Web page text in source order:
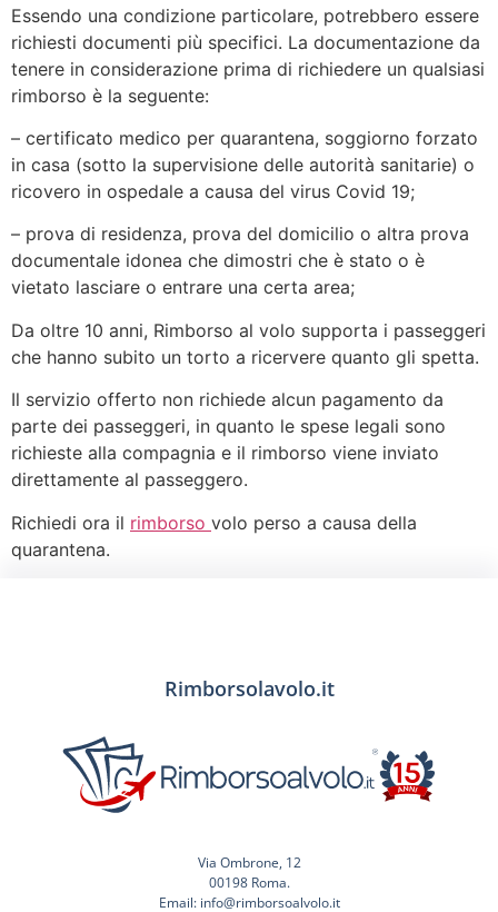
Essendo una condizione particolare, potrebbero essere
richiesti documenti più specifici. La documentazione da
tenere in considerazione prima di richiedere un qualsiasi
rimborso è la seguente:
– certificato medico per quarantena, soggiorno forzato
in casa (sotto la supervisione delle autorità sanitarie) o
ricovero in ospedale a causa del virus Covid 19;
– prova di residenza, prova del domicilio o altra prova
documentale idonea che dimostri che è stato o è
vietato lasciare o entrare una certa area;
Da oltre 10 anni, Rimborso al volo supporta i passeggeri
che hanno subito un torto a ricervere quanto gli spetta.
Il servizio offerto non richiede alcun pagamento da
parte dei passeggeri, in quanto le spese legali sono
richieste alla compagnia e il rimborso viene inviato
direttamente al passeggero.
Richiedi ora il rimborso volo perso a causa della
quarantena.
Rimborsolavolo.it
Via Ombrone, 12
00198 Roma.
Email: info@rimborsoalvolo.it